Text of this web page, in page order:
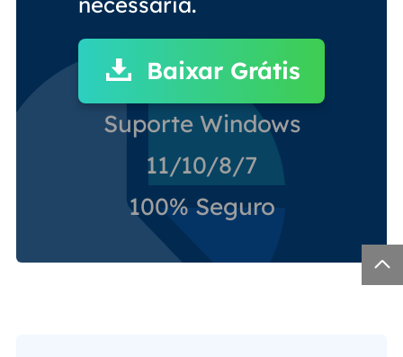
Baixar Grátis
Suporte Windows
11/10/8/7
100% Seguro
